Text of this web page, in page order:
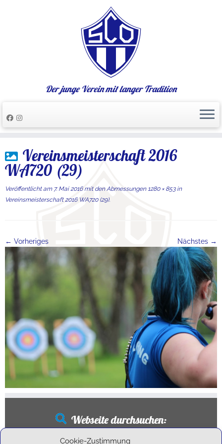
Cookie-Zustimmung
Inhalt
springen
Der junge Verein mit langer Tradition
Vereinsmeisterschaft 2016
WA720 (29)
Veröffentlicht am 7. Mai 2016mit den Abmessungen1280 × 853in
Vereinsmeisterschaft 2016 WA720 (29).
← Vorheriges Nächstes →
Webseite durchsuchen: